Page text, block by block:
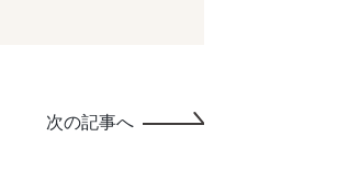
次の記事へ